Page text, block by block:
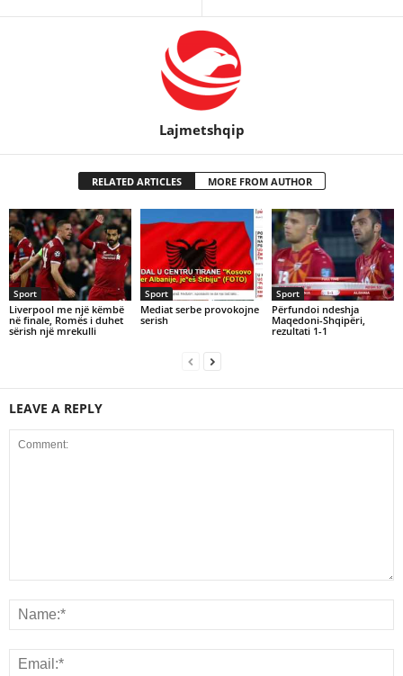
Lajmetshqip
RELATED ARTICLES MORE FROM AUTHOR
Sport
Liverpool me një këmbë
në finale, Romës i duhet
sërish një mrekulli
Sport
Mediat serbe provokojne
serish
Sport
Përfundoi ndeshja
Maqedoni-Shqipëri,
rezultati 1-1
LEAVE A REPLY